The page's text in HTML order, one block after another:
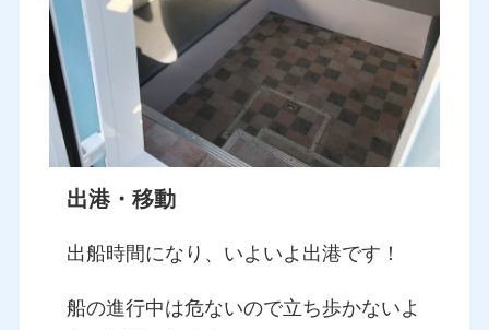
出港・移動
出船時間になり、いよいよ出港です！
船の進行中は危ないので立ち歩かないよ